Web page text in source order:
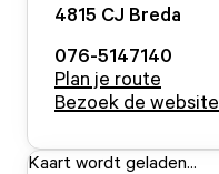
4815 CJ Breda
076-5147140
Plan je route
Bezoek de website
Kaart wordt geladen...